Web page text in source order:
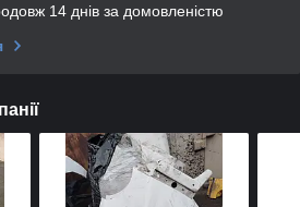
14 днів за домовленістю